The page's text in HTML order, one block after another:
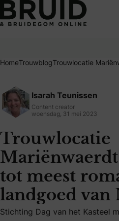
Trouwlocatie Mariënwaerdt
HomeTrouwblogTrouwlocatie
Isarah Teunissen
Content creator
woensdag, 31 mei 2023
Trouwlocatie
tot meest
landgoed van
Stichting Dag van het Kasteel
Stichting Dag van het Kasteel